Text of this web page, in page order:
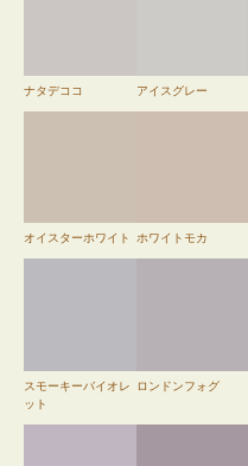
ナタデココ アイスグレー
オイスターホワイト ホワイトモカ
スモーキーバイオレ
ット
ロンドンフォグ